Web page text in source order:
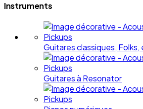
Instruments
Guitares classiques,
Guitares à Resonator